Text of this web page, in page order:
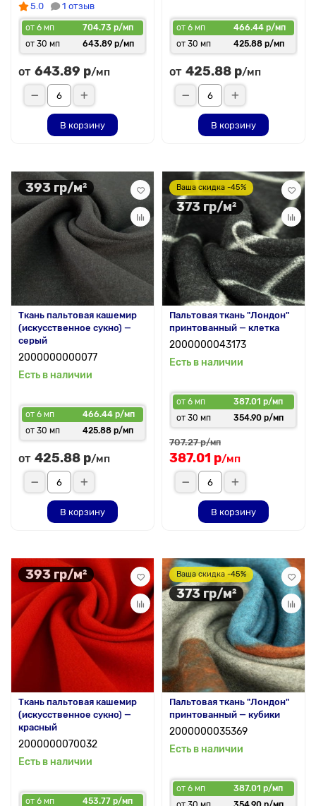
5.0 1 отзыв
от 6 мп
704.73 р/мп
от 30 мп
643.89 р/мп
от 643.89 р/мп
В корзину
от 6 мп
466.44 р/мп
от 30 мп
425.88 р/мп
от 425.88 р/мп
В корзину
393 гр/м²
Ткань пальтовая кашемир
(искусственное сукно) —
серый
2000000000077
Есть в наличии
от 6 мп
466.44 р/мп
от 30 мп
425.88 р/мп
от 425.88 р/мп
В корзину
Ваша скидка -45%
373 гр/м²
Пальтовая ткань "Лондон"
принтованный — клетка
2000000043173
Есть в наличии
от 6 мп
387.01 р/мп
от 30 мп
354.90 р/мп
707.27 р/мп
387.01 р/мп
В корзину
393 гр/м²
Ткань пальтовая кашемир
(искусственное сукно) —
красный
2000000070032
Есть в наличии
от 6 мп 453.77 р/мп
Ваша скидка -45%
373 гр/м²
Пальтовая ткань "Лондон"
принтованный — кубики
2000000035369
Есть в наличии
от 6 мп
387.01 р/мп